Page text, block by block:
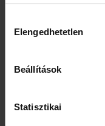
kiválasztása
Elengedhetetlen
Beállítások
Statisztikai